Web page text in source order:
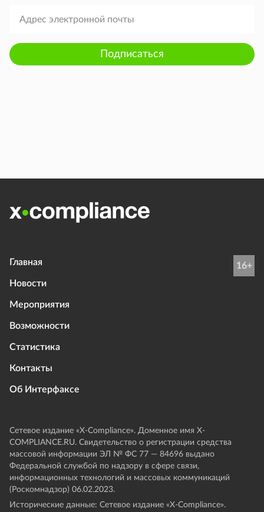
Подписаться
Главная
Новости
Мероприятия
Возможности
Статистика
Контакты
Об Интерфаксе
16+
Сетевое издание «Х-Compliance». Доменное имя X-
COMPLIANCE.RU. Свидетельство о регистрации средства
массовой информации ЭЛ № ФС 77 — 84696 выдано
Федеральной службой по надзору в сфере связи,
информационных технологий и массовых коммуникаций
(Роскомнадзор) 06.02.2023.
Исторические данные: Сетевое издание «Х-Compliance».